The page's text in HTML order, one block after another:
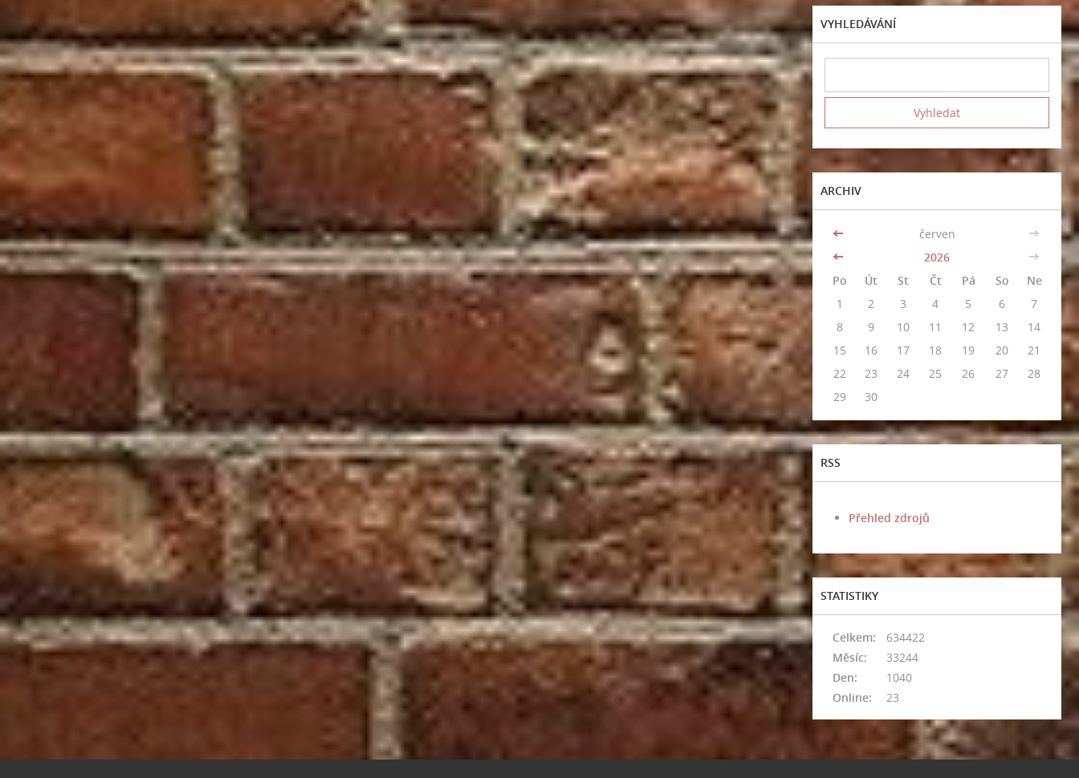
VYHLEDÁVÁNÍ
ARCHIV
<< červen
>>
<<
2026
>>
Po
Út St Čt Pá So
Ne
1
2 3 4 5 6
7
8
9 10 11 12 13
14
15
16 17 18 19 20
21
22
23 24 25 26 27
28
29
30
RSS
Přehled zdrojů
STATISTIKY
Online: 23
Celkem:
634422
Měsíc:
33244
Den:
1040